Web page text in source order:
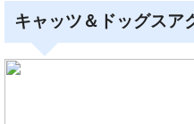
キャッツ＆ドッグスア